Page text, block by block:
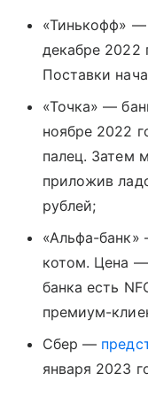
«Тинькофф» —
декабре 2022
Поставки
«Точка» —
ноябре 2022
палец. Затем
приложив
рублей;
«Альфа-
котом. Цена
банка есть
премиум-
Сбер —
января 2023